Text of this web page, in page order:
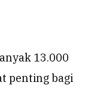
13.000
penting bagi